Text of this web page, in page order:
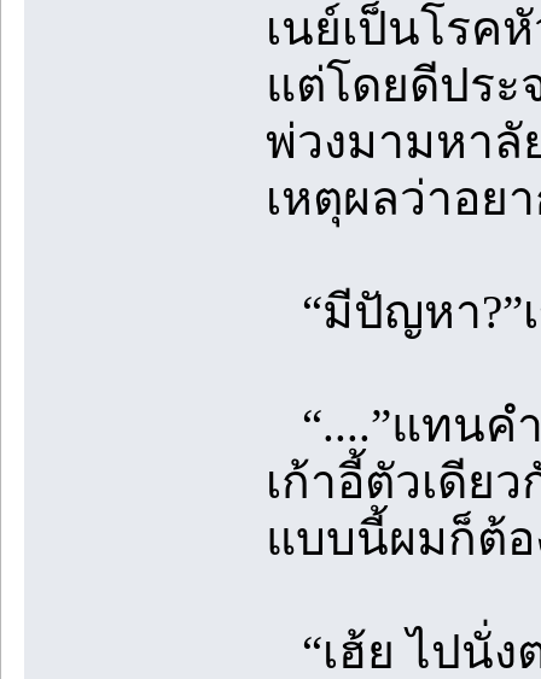
เนย์เป็นโรค
แต่โดยดีประ
พ่วงมามหาลั
เหตุผลว่าอย
“มีปัญหา?”
“....”แทนค
เก้าอี้ตัวเดีย
แบบนี้ผมก็ต้อ
“เฮ้ย ไปนั่ง